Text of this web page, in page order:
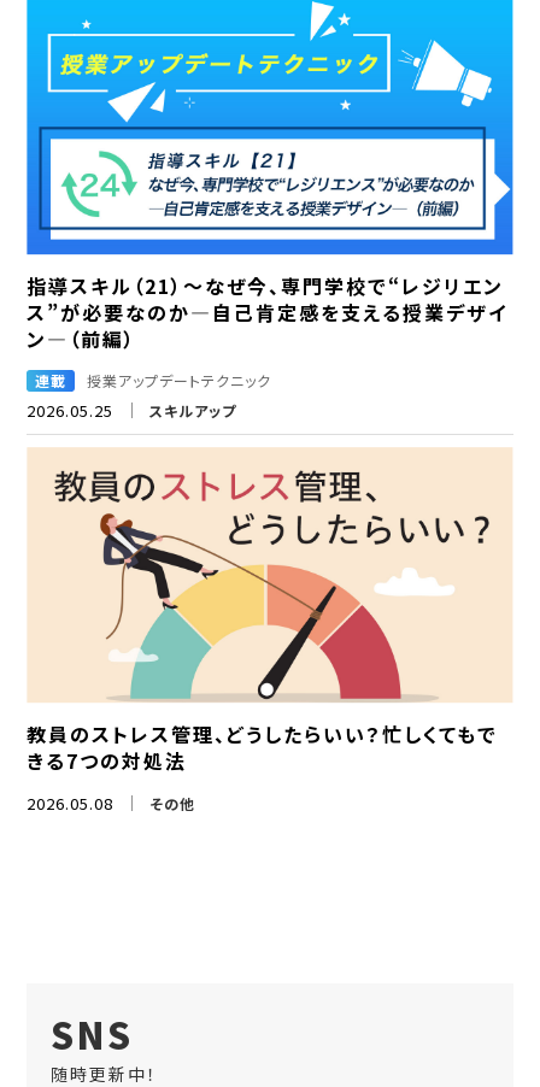
指導スキル（21）～なぜ今、専門学校で“レジリエン
ス”が必要なのか―自己肯定感を支える授業デザイ
ン―（前編）
2026.05.25 スキルアップ
連載 授業アップデートテクニック
教員のストレス管理、どうしたらいい？忙しくてもで
きる7つの対処法
2026.05.08 その他
SNS
随時更新中！